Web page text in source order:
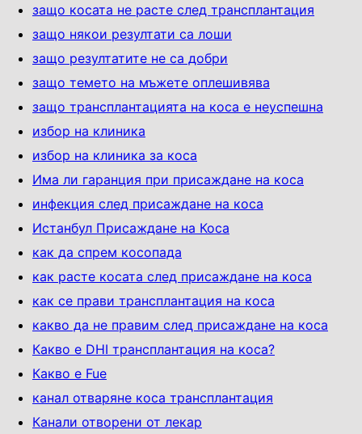
защо косата не расте след трансплантация
защо някои резултати са лоши
защо резултатите не са добри
защо темето на мъжете оплешивява
защо трансплантацията на коса е неуспешна
избор на клиника
избор на клиника за коса
Има ли гаранция при присаждане на коса
инфекция след присаждане на коса
Истанбул Присаждане на Коса
как да спрем косопада
как расте косата след присаждане на коса
как се прави трансплантация на коса
какво да не правим след присаждане на коса
Какво е DHI трансплантация на коса?
Какво е Fue
канал отваряне коса трансплантация
Канали отворени от лекар